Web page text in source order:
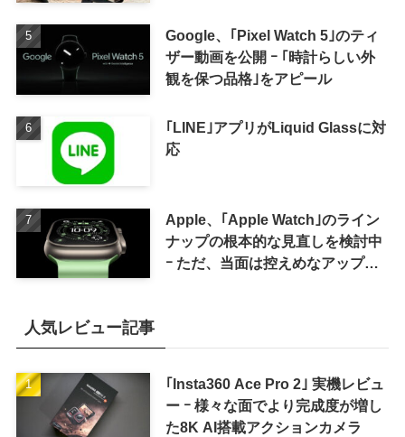
Google、｢Pixel Watch 5｣のティ
ザー動画を公開 ｰ ｢時計らしい外
観を保つ品格｣をアピール
｢LINE｣アプリがLiquid Glassに対
応
Apple、｢Apple Watch｣のライン
ナップの根本的な見直しを検討中
ｰ ただ、当面は控えめなアップグ
人気レビュー記事
｢Insta360 Ace Pro 2｣ 実機レビュ
ー ｰ 様々な面でより完成度が増し
た8K AI搭載アクションカメラ